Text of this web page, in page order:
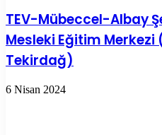
TEV-Mübeccel-Albay
Mesleki Eğitim
Tekirdağ)
6 Nisan 2024